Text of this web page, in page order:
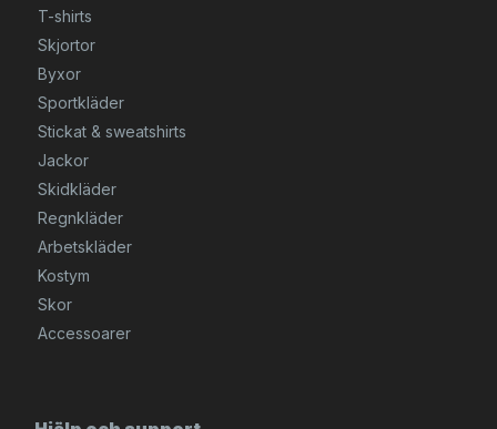
T-shirts
Skjortor
Byxor
Sportkläder
Stickat & sweatshirts
Jackor
Skidkläder
Regnkläder
Arbetskläder
Kostym
Skor
Accessoarer